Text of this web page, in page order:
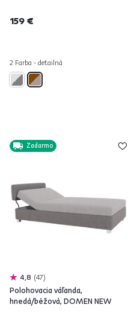
159 €
2 Farba - detailná
Zadarmo
4,8 47
Polohovacia váľanda,
hnedá/béžová, DOMEN NEW